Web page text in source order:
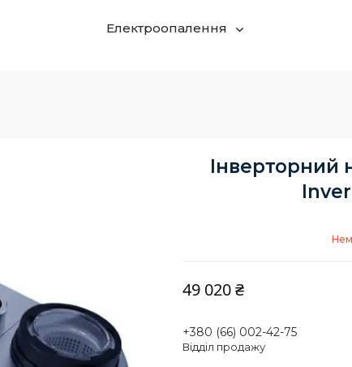
Електроопалення
Інверторний
49 020 ₴
+380 (66) 002-42-75
Відділ продажу